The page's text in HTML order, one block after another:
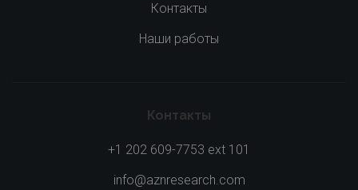
Контакты
Наши работы
Контакты
+1 202 609-7753 ext 101
info@aznresearch.com